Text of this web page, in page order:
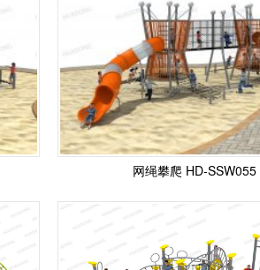
网绳攀爬 HD-SSW055